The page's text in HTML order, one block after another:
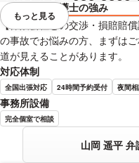
弁護士の強み
【保険会社との交渉・損賠賠
の事故でお悩みの方、まずは
道が見えることがあります。
対応体制
全国出張対応 24時間予約受付 夜間
事務所設備
完全個室で相談
山岡 遥平
視覚的に省略されている要
もっと見る